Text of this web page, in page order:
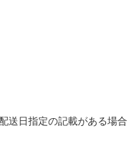
送日指定の記載がある場合